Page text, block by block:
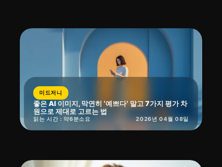
미드저니
좋은 AI 이미지, 막연히 ‘예쁘다’ 말고 7가지 평가 차
원으로 제대로 고르는 법
읽는 시간 : 약6분소요 2026년 04월 08일